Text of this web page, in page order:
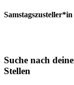
Suche nach
Stellen